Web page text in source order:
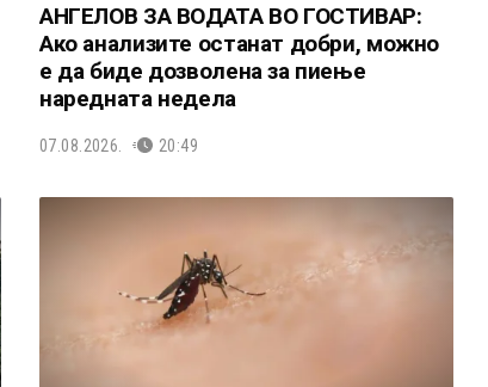
АНГЕЛОВ ЗА ВОДАТА ВО ГОСТИВАР:
Ако анализите останат добри, можно
е да биде дозволена за пиење
наредната недела
07.08.2026. 20:49